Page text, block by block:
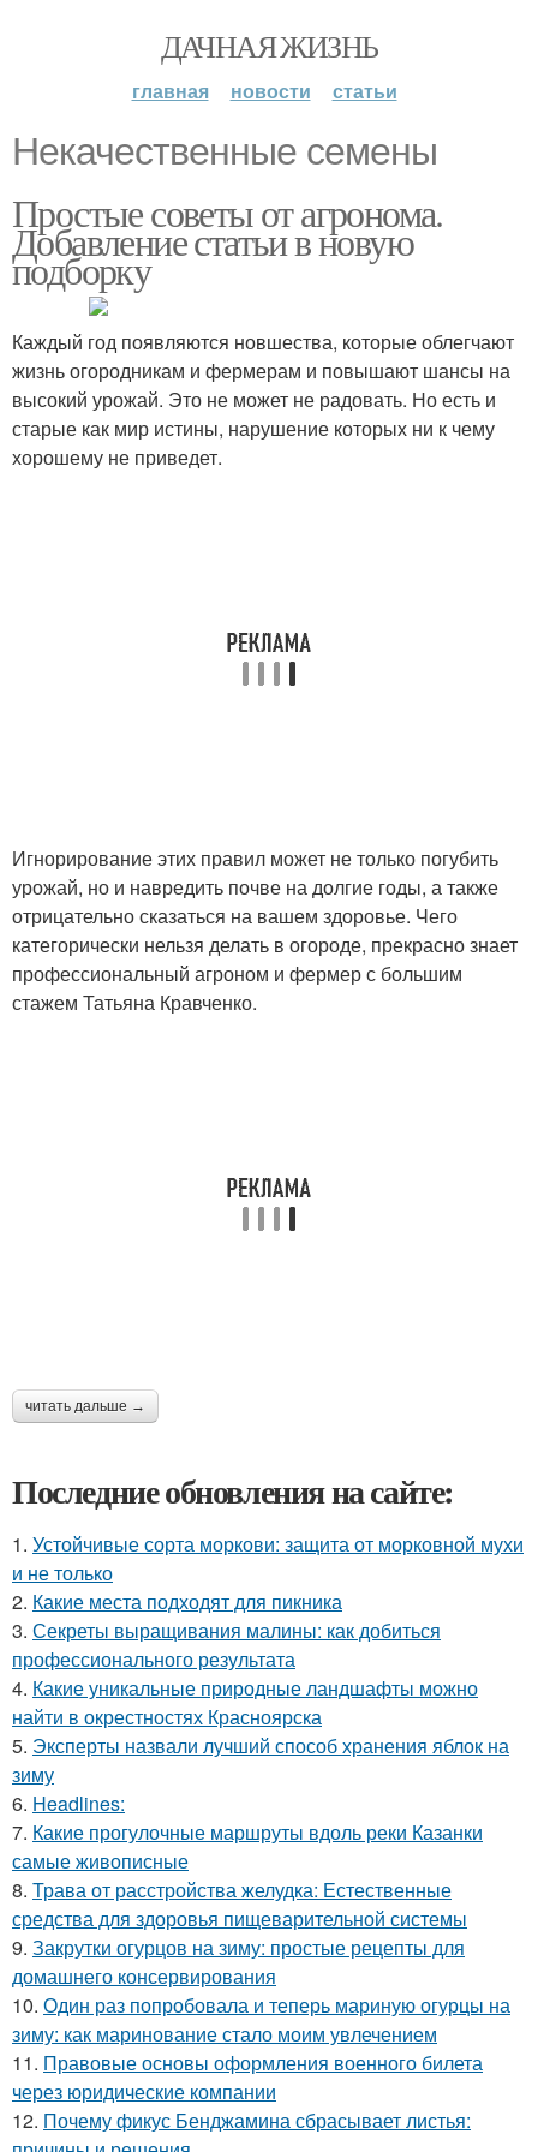
ДАЧНАЯ ЖИЗНЬ
главная новости статьи
Некачественные семены
Простые советы от агронома.
Добавление статьи в новую
подборку
Каждый год появляются новшества, которые облегчают
жизнь огородникам и фермерам и повышают шансы на
высокий урожай. Это не может не радовать. Но есть и
старые как мир истины, нарушение которых ни к чему
хорошему не приведет.
Игнорирование этих правил может не только погубить
урожай, но и навредить почве на долгие годы, а также
отрицательно сказаться на вашем здоровье. Чего
категорически нельзя делать в огороде, прекрасно знает
профессиональный агроном и фермер с большим
стажем Татьяна Кравченко.
читать дальше →
Последние обновления на сайте:
1. Устойчивые сорта моркови: защита от морковной мухи
и не только
2. Какие места подходят для пикника
3. Секреты выращивания малины: как добиться
профессионального результата
4. Какие уникальные природные ландшафты можно
найти в окрестностях Красноярска
5. Эксперты назвали лучший способ хранения яблок на
зиму
6. Headlines:
7. Какие прогулочные маршруты вдоль реки Казанки
самые живописные
8. Трава от расстройства желудка: Естественные
средства для здоровья пищеварительной системы
9. Закрутки огурцов на зиму: простые рецепты для
домашнего консервирования
10. Один раз попробовала и теперь мариную огурцы на
зиму: как маринование стало моим увлечением
11. Правовые основы оформления военного билета
через юридические компании
12. Почему фикус Бенджамина сбрасывает листья: